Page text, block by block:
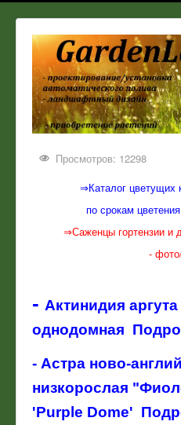
Просмотров: 12298
⇒Каталог цветущих
по срокам
⇒Саженцы гортензии и
-
- Актинидия
однодомная
- Астра ново-
низкорослая
'Purple Dome'